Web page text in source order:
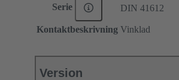
Serie DIN 41612
Kontaktbeskrivning Vinklad
Version